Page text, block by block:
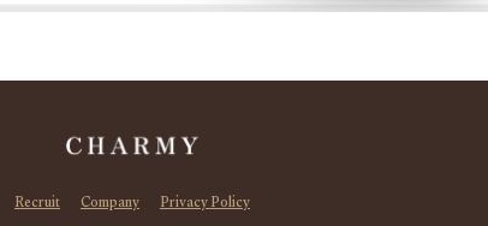
Recruit Company Privacy Policy